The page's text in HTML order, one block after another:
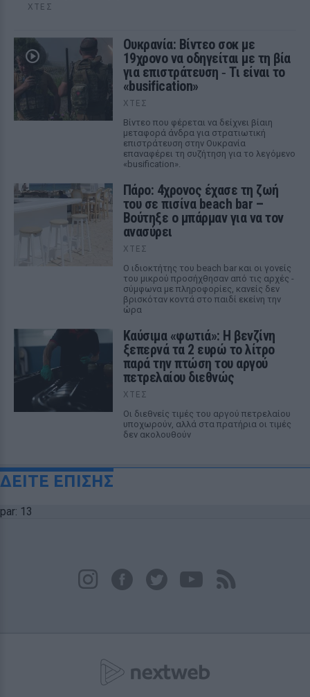
ΧΤΕΣ
Ουκρανία: Βίντεο σοκ με
19χρονο να οδηγείται με τη βία
για επιστράτευση ‑ Τι είναι το
«busification»
ΧΤΕΣ
Βίντεο που φέρεται να δείχνει βίαιη
μεταφορά άνδρα για στρατιωτική
επιστράτευση στην Ουκρανία
επαναφέρει τη συζήτηση για το λεγόμενο
«busification».
Πάρο: 4χρονος έχασε τη ζωή
του σε πισίνα beach bar –
Βούτηξε ο μπάρμαν για να τον
ανασύρει
ΧΤΕΣ
Ο ιδιοκτήτης του beach bar και οι γονείς
του μικρού προσήχθησαν από τις αρχές -
σύμφωνα με πληροφορίες, κανείς δεν
βρισκόταν κοντά στο παιδί εκείνη την
ώρα
Καύσιμα «φωτιά»: Η βενζίνη
ξεπερνά τα 2 ευρώ το λίτρο
παρά την πτώση του αργού
πετρελαίου διεθνώς
ΧΤΕΣ
Οι διεθνείς τιμές του αργού πετρελαίου
υποχωρούν, αλλά στα πρατήρια οι τιμές
δεν ακολουθούν
ΔΕΙΤΕ ΕΠΙΣΗΣ
par: 13